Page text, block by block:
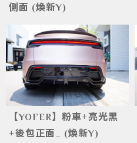
側面 (煥新Y)
【YOFER】粉車+亮光黑
+後包正面_ (煥新Y)